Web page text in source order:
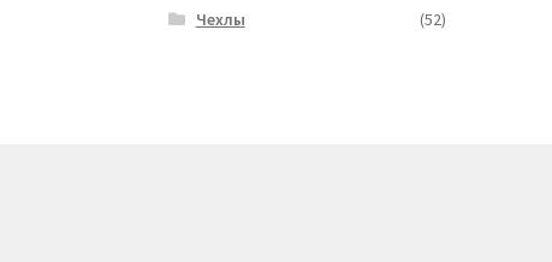
Чехлы
(52)